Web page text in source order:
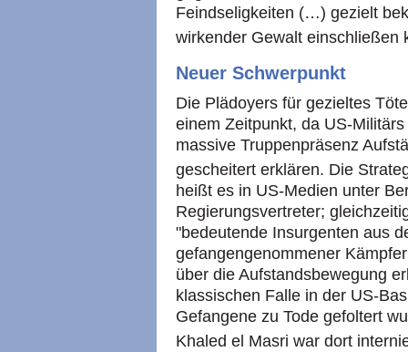
Feindseligkeiten (…) gezielt
wirkender Gewalt einschließen
Neuer Schwerpunkt
Die Plädoyers für gezieltes
einem Zeitpunkt, da US-
massive Truppenpräsenz
gescheitert erklären. Die
heißt es in US-Medien unter
Regierungsvertreter;
"bedeutende Insurgenten aus
gefangengenommener
über die Aufstandsbewegung
klassischen Falle in der US-
Gefangene zu Tode gefoltert
Khaled el Masri war dort